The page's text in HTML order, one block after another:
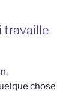
travaille
chose